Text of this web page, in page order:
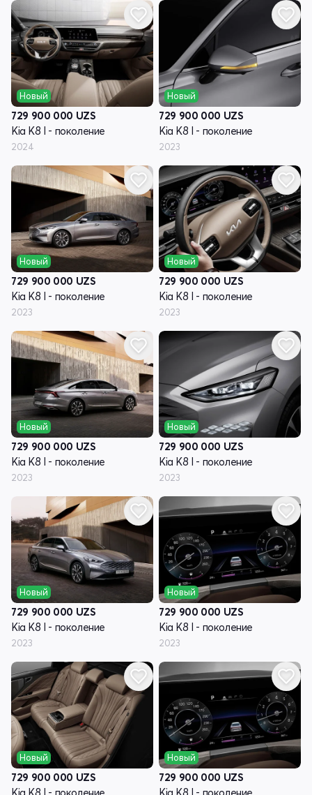
Новый
729 900 000 UZS
Kia K8 I - поколение
2024
Новый
729 900 000 UZS
Kia K8 I - поколение
2023
Новый
729 900 000 UZS
Kia K8 I - поколение
2023
Новый
729 900 000 UZS
Kia K8 I - поколение
2023
Новый
729 900 000 UZS
Kia K8 I - поколение
2023
Новый
729 900 000 UZS
Kia K8 I - поколение
2023
Новый
729 900 000 UZS
Kia K8 I - поколение
2023
Новый
729 900 000 UZS
Kia K8 I - поколение
2023
Новый
729 900 000 UZS
Новый
729 900 000 UZS